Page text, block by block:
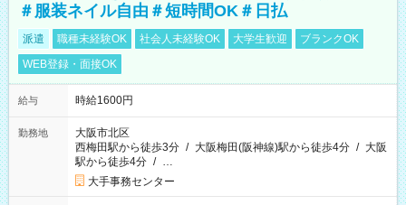
＃服装ネイル自由＃短時間OK＃日払
派遣 職種未経験OK 社会人未経験OK 大学生歓迎
ブランクOK
WEB登録・面接OK
給与 時給1600円
勤務地
大阪市北区
西梅田駅から徒歩3分 / 大阪梅田(阪神線)駅から徒歩4分 / 大阪
駅から徒歩4分 / …
大手事務センター